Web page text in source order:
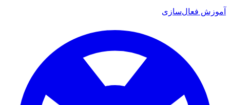
فعال‌سازی